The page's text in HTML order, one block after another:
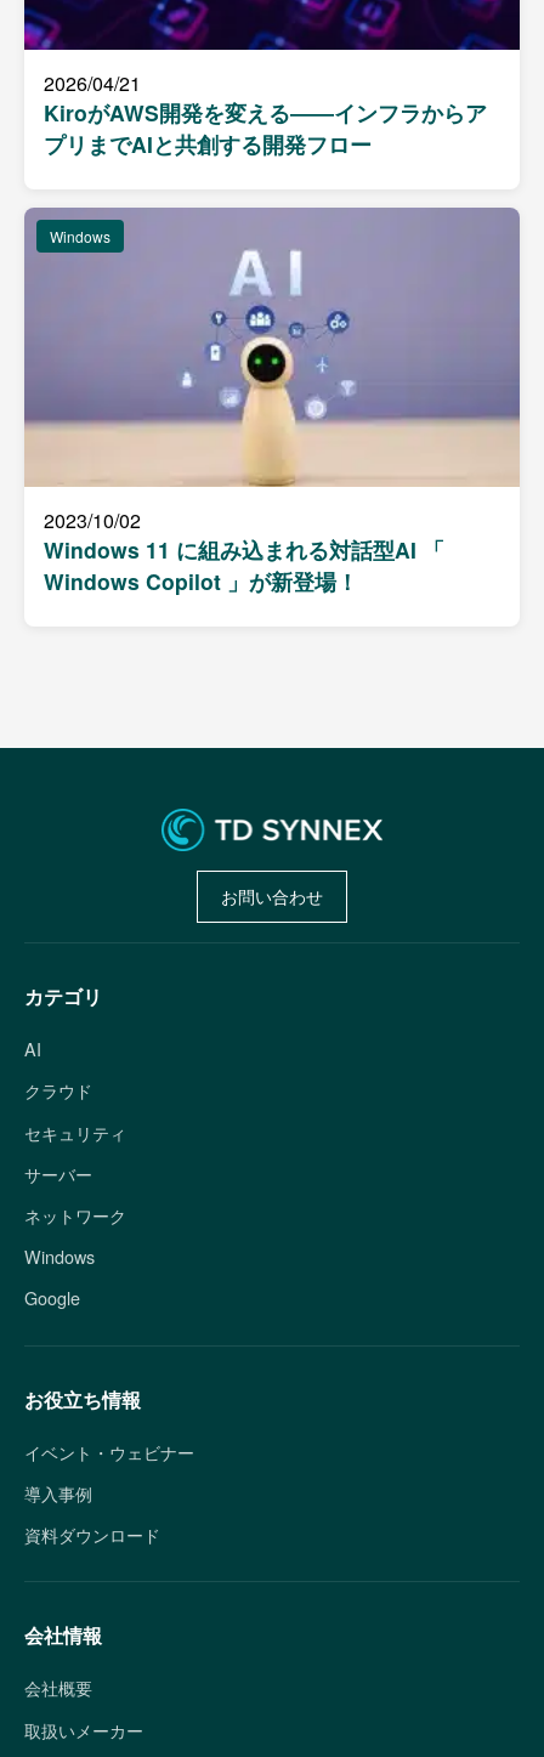
2026/04/21
KiroがAWS開発を変える――インフラからア
プリまでAIと共創する開発フロー
Windows
2023/10/02
Windows 11 に組み込まれる対話型AI 「
Windows Copilot 」が新登場！
お問い合わせ
カテゴリ
AI
クラウド
セキュリティ
サーバー
ネットワーク
Windows
Google
お役立ち情報
イベント・ウェビナー
導入事例
資料ダウンロード
会社情報
会社概要
取扱いメーカー